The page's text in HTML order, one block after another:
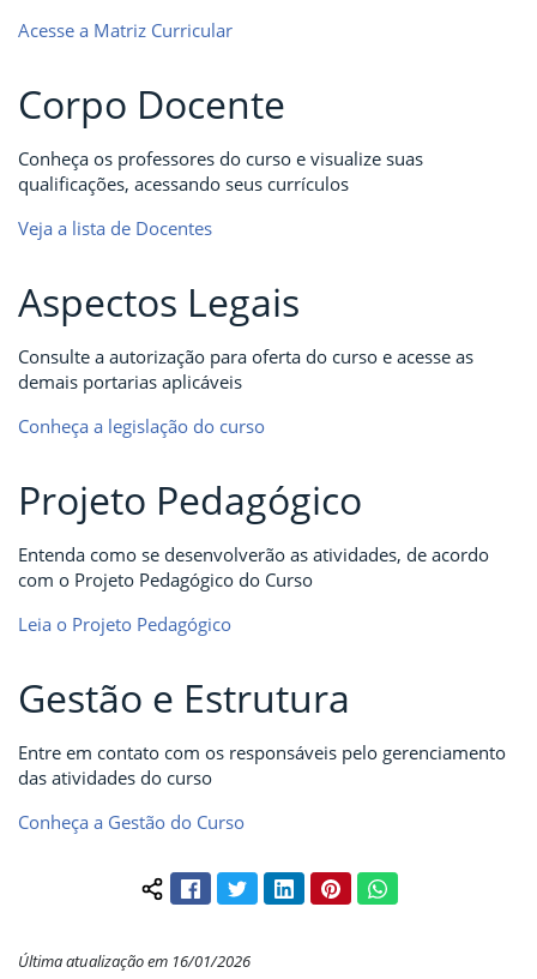
Acesse a Matriz Curricular
Corpo Docente
Conheça os professores do curso e visualize suas
qualificações, acessando seus currículos
Veja a lista de Docentes
Aspectos Legais
Consulte a autorização para oferta do curso e acesse as
demais portarias aplicáveis
Conheça a legislação do curso
Projeto Pedagógico
Entenda como se desenvolverão as atividades, de acordo
com o Projeto Pedagógico do Curso
Leia o Projeto Pedagógico
Gestão e Estrutura
Entre em contato com os responsáveis pelo gerenciamento
das atividades do curso
Conheça a Gestão do Curso
Compartilhar conteúdo:
FacebookTwitterLinkedInPinterestWhatsApp
Última atualização em 16/01/2026